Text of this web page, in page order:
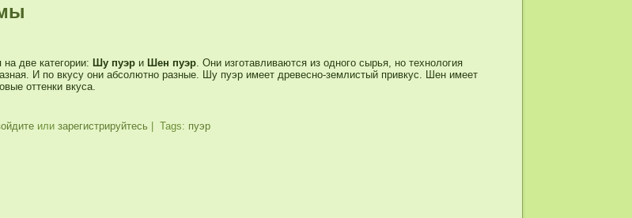
две категории: Шу пуэри Шен пуэр. Они изготавливаются из одного сырья, но технология
И по вкусу они абсолютно разные. Шу пуэр имеет древесно-землистый привкус. Шен имеет
оттенки вкуса.
или зарегистрируйтесь | Tags: пуэр